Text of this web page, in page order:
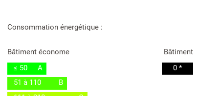
Consommation énergétique :
Bâtiment économe
Bâtiment
≤ 50
A
0 *
51 à 110
B